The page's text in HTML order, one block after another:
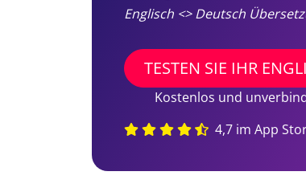
Englisch <> Deutsch
TESTEN SIE IHR
Kostenlos und
4,7 im App